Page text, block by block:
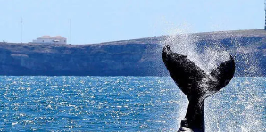
Prado
Ausflüge
Transfer